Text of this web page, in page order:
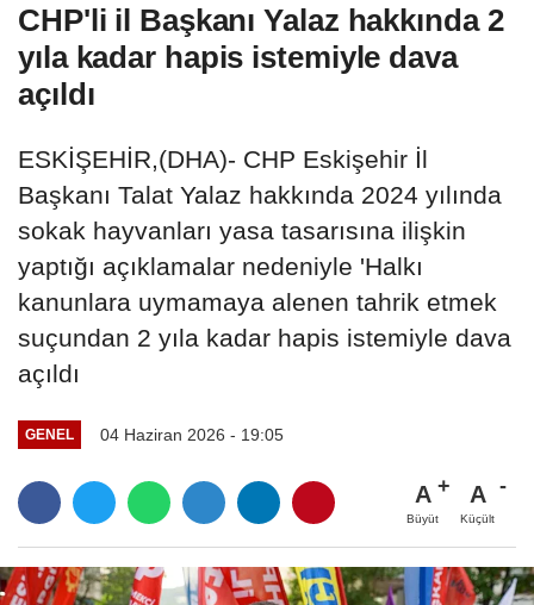
CHP'li il Başkanı Yalaz hakkında 2
yıla kadar hapis istemiyle dava
açıldı
ESKİŞEHİR,(DHA)- CHP Eskişehir İl
Başkanı Talat Yalaz hakkında 2024 yılında
sokak hayvanları yasa tasarısına ilişkin
yaptığı açıklamalar nedeniyle 'Halkı
kanunlara uymamaya alenen tahrik etmek
suçundan 2 yıla kadar hapis istemiyle dava
açıldı
GENEL 04 Haziran 2026 - 19:05
A
Büyüt
A
Küçült